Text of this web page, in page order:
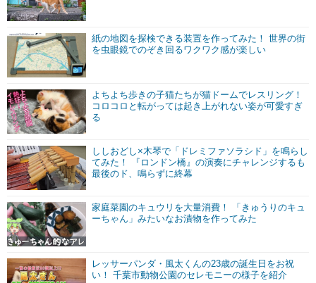
紙の地図を探検できる装置を作ってみた！ 世界の街
を虫眼鏡でのぞき回るワクワク感が楽しい
よちよち歩きの子猫たちが猫ドームでレスリング！
コロコロと転がっては起き上がれない姿が可愛すぎ
る
ししおどし×木琴で「ドレミファソラシド」を鳴らし
てみた！ 『ロンドン橋』の演奏にチャレンジするも
最後のド、鳴らずに終幕
家庭菜園のキュウリを大量消費！ 「きゅうりのキュ
ーちゃん」みたいなお漬物を作ってみた
レッサーパンダ・風太くんの23歳の誕生日をお祝
い！ 千葉市動物公園のセレモニーの様子を紹介